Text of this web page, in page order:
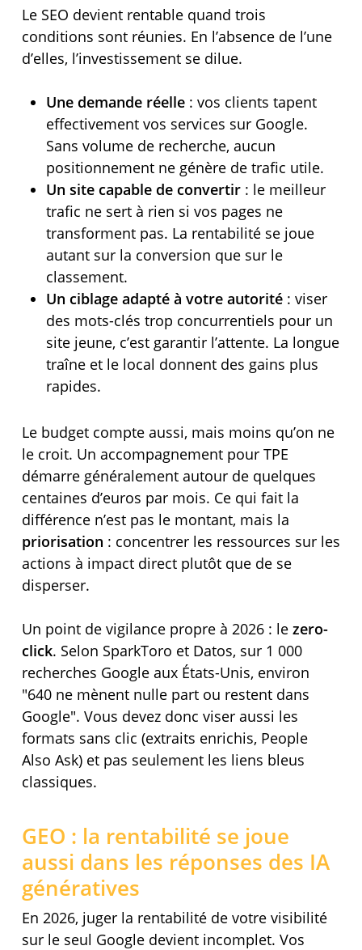
Le SEO devient rentable quand trois
conditions sont réunies. En l’absence de l’une
d’elles, l’investissement se dilue.
Une demande réelle: vos clients tapent
effectivement vos services sur Google.
Sans volume de recherche, aucun
positionnement ne génère de trafic utile.
Un site capable de convertir: le meilleur
trafic ne sert à rien si vos pages ne
transforment pas. La rentabilité se joue
autant sur la conversion que sur le
classement.
Un ciblage adapté à votre autorité: viser
des mots-clés trop concurrentiels pour un
site jeune, c’est garantir l’attente. La longue
traîne et le local donnent des gains plus
rapides.
Le budget compte aussi, mais moins qu’on ne
le croit. Un accompagnement pour TPE
démarre généralement autour de quelques
centaines d’euros par mois. Ce qui fait la
différence n’est pas le montant, mais la
priorisation : concentrer les ressources sur les
actions à impact direct plutôt que de se
disperser.
Un point de vigilance propre à 2026 : le zero-
click. Selon SparkToro et Datos, sur 1 000
recherches Google aux États-Unis, environ
640 ne mènent nulle part ou restent dans
Google . Vous devez donc viser aussi les
formats sans clic (extraits enrichis, People
Also Ask) et pas seulement les liens bleus
classiques.
GEO : la rentabilité se joue
aussi dans les réponses des IA
génératives
En 2026, juger la rentabilité de votre visibilité
sur le seul Google devient incomplet. Vos